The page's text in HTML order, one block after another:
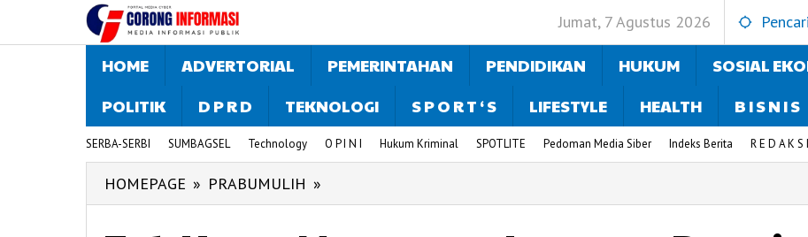
Jumat, 7 Agustus 2026
HOME ADVERTORIAL PEMERINTAHAN PENDIDIKAN HUKUM SOSIAL
POLITIK
D P R D TEKNOLOGI S P O R T ‘ S LIFESTYLE HEALTH B I S N I S
SERBA-SERBI SUMBAGSEL Technology O P I N I Hukum Kriminal SPOTLITE Pedoman Media Siber Indeks Berita R E D A K S I
HOMEPAGE » PRABUMULIH »
Harus
Menunggu